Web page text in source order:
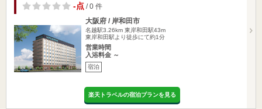
-点/ 0 件
大阪府 / 岸和田市
名越駅3.26km 東岸和田駅43m
東岸和田駅より徒歩にて約1分
営業時間
入浴料金 ～
宿泊
楽天トラベルの宿泊プランを見る